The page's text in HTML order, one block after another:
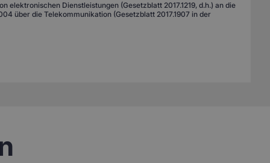
Dienstleistungen (Gesetzblatt 2017.1219, d.h.) an die
über die Telekommunikation (Gesetzblatt 2017.1907 in der